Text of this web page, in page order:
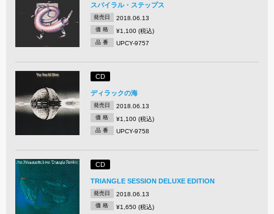
スパイラル・ステップス
発売日 2018.06.13
価 格 ¥1,100 (税込)
品 番 UPCY-9757
CD
ディラックの海
発売日 2018.06.13
価 格 ¥1,100 (税込)
品 番 UPCY-9758
CD
TRIANGLE SESSION DELUXE EDITION
発売日 2018.06.13
価 格 ¥1,650 (税込)